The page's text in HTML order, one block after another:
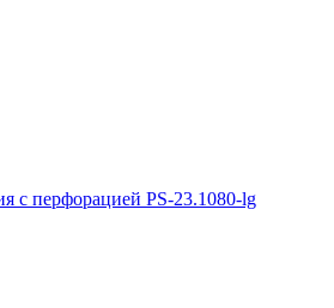
с перфорацией PS-23.1080-lg